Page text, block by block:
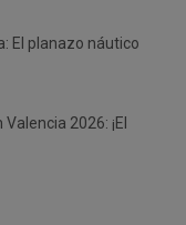
El planazo náutico
2026: ¡El